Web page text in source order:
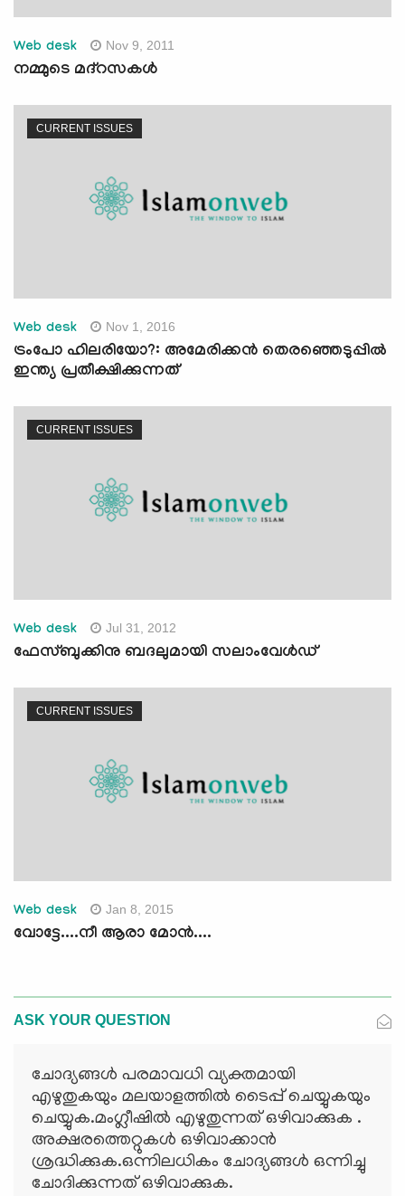
Web desk Nov 9, 2011
നമ്മുടെ മദ്‌റസകള്‍
CURRENT ISSUES
Web desk Nov 1, 2016
ട്രംപോ ഹിലരിയോ?: അമേരിക്കന്‍ തെരഞ്ഞെടുപ്പില്‍
ഇന്ത്യ പ്രതീക്ഷിക്കുന്നത്
CURRENT ISSUES
Web desk Jul 31, 2012
ഫേസ്ബുക്കിനു ബദലുമായി സലാംവേള്‍ഡ്
CURRENT ISSUES
Web desk Jan 8, 2015
വോട്ടേ....നീ ആരാ മോന്‍....
ASK YOUR QUESTION
ചോദ്യങ്ങള്‍ പരമാവധി വ്യക്തമായി
എഴുതുകയും മലയാളത്തില്‍ ടൈപ്പ് ചെയ്യുകയും
ചെയ്യുക.മംഗ്ലീഷില്‍ എഴുതുന്നത് ഒഴിവാക്കുക .
അക്ഷരത്തെറ്റുകള്‍ ഒഴിവാക്കാന്‍
ശ്രദ്ധിക്കുക.ഒന്നിലധികം ചോദ്യങ്ങള്‍ ഒന്നിച്ചു
ചോദിക്കുന്നത് ഒഴിവാക്കുക.